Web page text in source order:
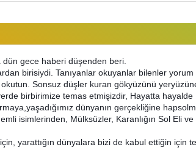
gece haberi düşenden beri.
birisiydi. Tanıyanlar okuyanlar bilenler
Sonsuz düşler kuran gökyüzünü
birbirimize temas etmişizdir, Hayatta
dünyanın gerçekliğine
isimlerinden, Mülksüzler, Karanlığın Sol Eli
yarattığın dünyalara bizi de kabul ettiğin için